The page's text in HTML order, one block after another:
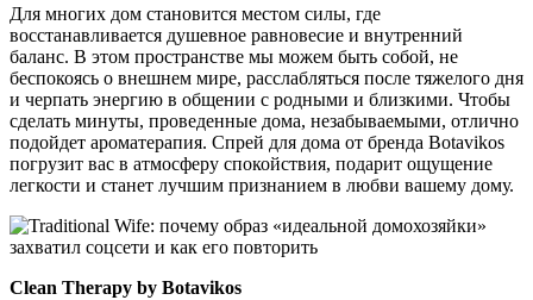
Для многих дом становится местом силы, где
восстанавливается душевное равновесие и внутренний
баланс. В этом пространстве мы можем быть собой, не
беспокоясь о внешнем мире, расслабляться после тяжелого дня
и черпать энергию в общении с родными и близкими. Чтобы
сделать минуты, проведенные дома, незабываемыми, отлично
подойдет ароматерапия. Спрей для дома от бренда Botavikos
погрузит вас в атмосферу спокойствия, подарит ощущение
легкости и станет лучшим признанием в любви вашему дому.
Clean Therapy by Botavikos